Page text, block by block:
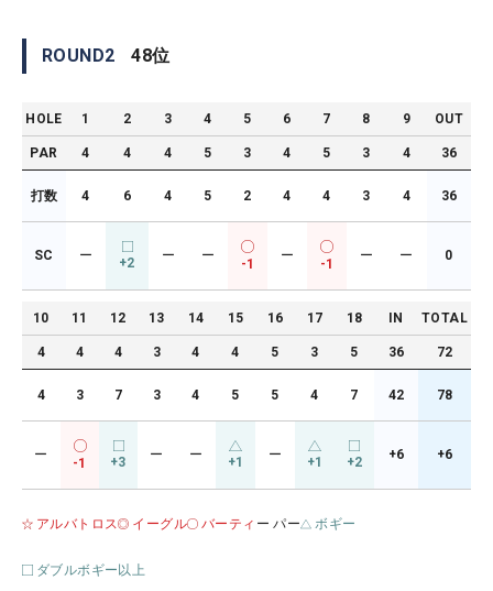
ROUND2 48位
HOLE 1 2 3 4 5 6 7 8 9 OUT
PAR 4 4 4 5 3 4 5 3 4 36
打数 4 6 4 5 2 4 4 3 4 36
SC ー +2 ー ー
-1
ー
-1
ー ー 0
10 11 12 13 14 15 16 17 18 IN TOTAL
4 4 4 3 4 4 5 3 5 36 72
4 3 7 3 4 5 5 4 7 42 78
ー
-1 +3 ー ー +1 ー +1 +2 +6 +6
アルバトロス イーグル バーティ ー パー ボギー
ダブルボギー以上